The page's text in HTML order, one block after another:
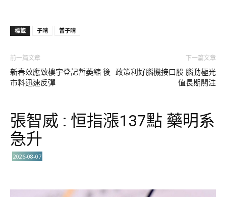
標籤 子晴 曾子晴
前一篇文章
新春效應致樓宇登記暫萎縮 後
市料迅速反彈
下一篇文章
政策利好腦機接口股 腦動極光
值長期關注
張智威 : 恒指漲137點 藥明系
急升
2026-08-07